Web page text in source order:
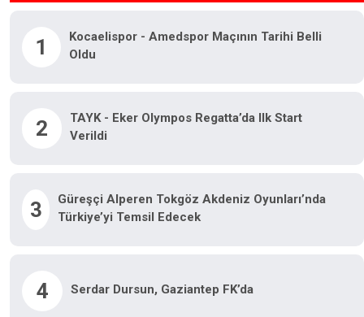
1
Kocaelispor - Amedspor Maçının Tarihi Belli
Oldu
2
TAYK - Eker Olympos Regatta’da Ilk Start
Verildi
3
Güreşçi Alperen Tokgöz Akdeniz Oyunları’nda
Türkiye’yi Temsil Edecek
4 Serdar Dursun, Gaziantep FK’da